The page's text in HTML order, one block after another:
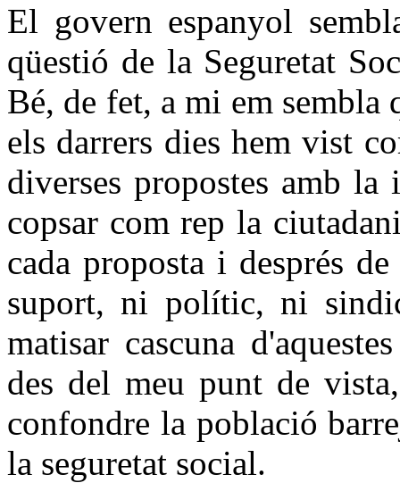
El govern espanyol
qüestió de la Seguretat
Bé, de fet, a mi em sembla
els darrers dies hem vist
diverses propostes amb
copsar com rep la
cada proposta i després
suport, ni polític, ni
matisar cascuna
des del meu punt de
confondre la població
la seguretat social.